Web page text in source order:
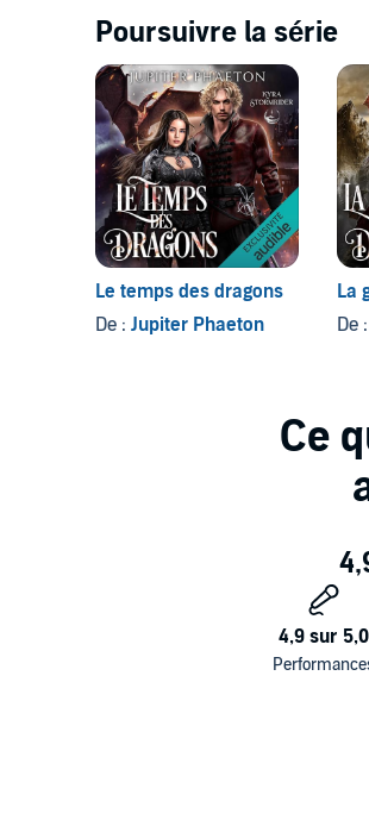
Poursuivre la série
Le temps des dragons
De : Jupiter Phaeton
La
De :